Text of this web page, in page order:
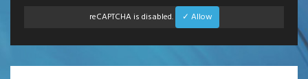
reCAPTCHA is disabled. ✓ Allow